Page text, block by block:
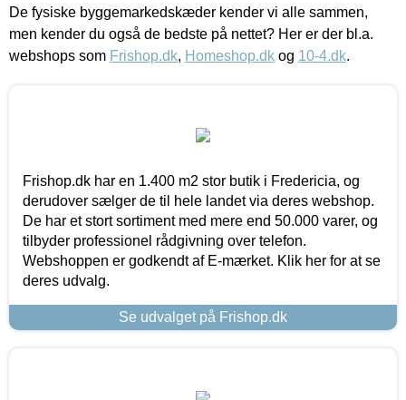
De fysiske byggemarkedskæder kender vi alle sammen,
men kender du også de bedste på nettet? Her er der bl.a.
webshops som Frishop.dk, Homeshop.dk og 10-4.dk.
Frishop.dk har en 1.400 m2 stor butik i Fredericia, og
derudover sælger de til hele landet via deres webshop.
De har et stort sortiment med mere end 50.000 varer, og
tilbyder professionel rådgivning over telefon.
Webshoppen er godkendt af E-mærket. Klik her for at se
deres udvalg.
Se udvalget på Frishop.dk